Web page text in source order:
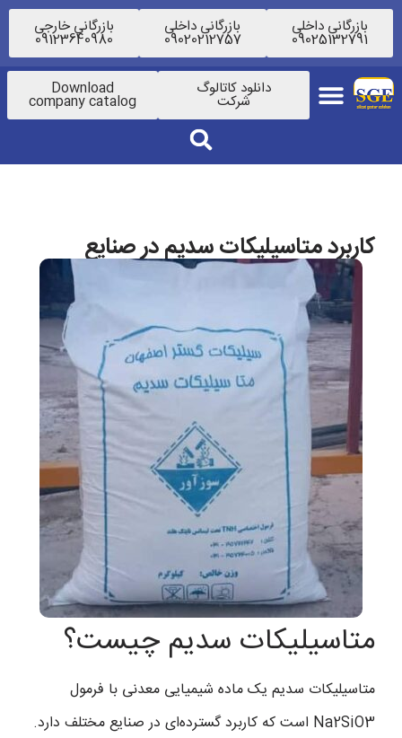
بازرگانی داخلی
09025132791
بازرگانی داخلی
09020212757
بازرگانی خارجی
09123640980
دانلود کاتالوگ
شرکت
Download
company catalog
کاربرد متاسیلیکات سدیم در صنایع
متاسیلیکات سدیم چیست؟
متاسیلیکات سدیم یک ماده شیمیایی معدنی با فرمول
Na2SiO3 است که کاربرد گسترده‌ای در صنایع مختلف دارد.